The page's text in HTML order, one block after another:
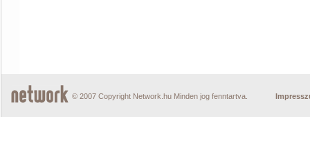
© 2007 Copyright Network.hu Minden jog fenntartva.